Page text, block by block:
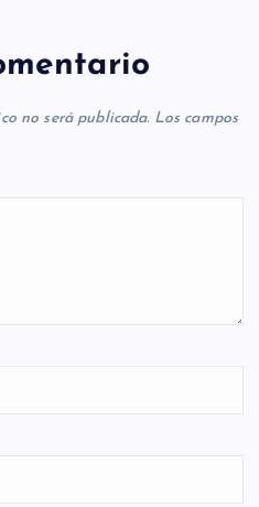
no será publicada. Los campos